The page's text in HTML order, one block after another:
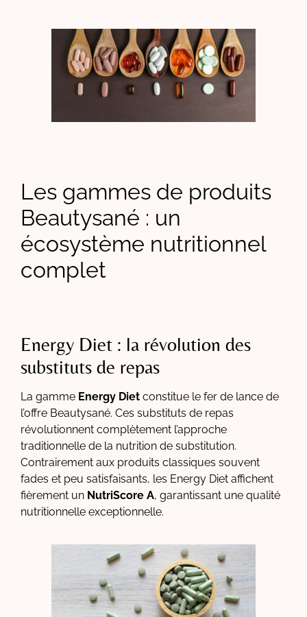
Les gammes de produits
Beautysané : un
écosystème nutritionnel
complet
Energy Diet : la révolution des
substituts de repas
La gamme Energy Diet constitue le fer de lance de
l’offre Beautysané. Ces substituts de repas
révolutionnent complètement l’approche
traditionnelle de la nutrition de substitution.
Contrairement aux produits classiques souvent
fades et peu satisfaisants, les Energy Diet affichent
fièrement un NutriScore A, garantissant une qualité
nutritionnelle exceptionnelle.